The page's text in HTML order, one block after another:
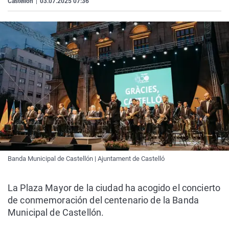
Banda Municipal de Castellón | Ajuntament de Castelló
La Plaza Mayor de la ciudad ha acogido el concierto
de conmemoración del centenario de la Banda
Municipal de Castellón.